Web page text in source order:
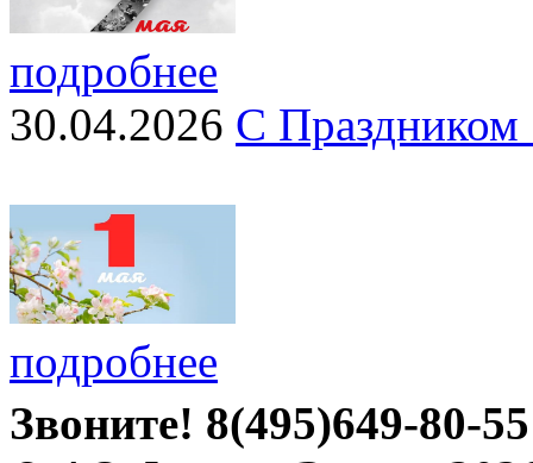
подробнее
30.04.2026 С
подробнее
Звоните! 8(495)649-80-55